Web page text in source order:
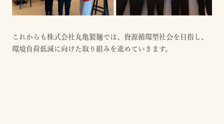
これからも株式会社丸亀製麺では、資源循環型社会を目指し、
環境負荷低減に向けた取り組みを進めていきます。